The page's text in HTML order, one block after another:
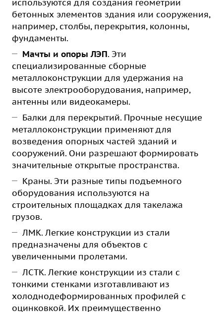
используются для создания геометрии
бетонных элементов здания или сооружения,
например, столбы, перекрытия, колонны,
фундаменты.
Мачты и опоры ЛЭП. Эти
специализированные сборные
металлоконструкции для удержания на
высоте электрооборудования, например,
антенны или видеокамеры.
Балки для перекрытий. Прочные несущие
металлоконструкции применяют для
возведения опорных частей зданий и
сооружений. Они разрешают формировать
значительные открытые пространства.
Краны. Эти разные типы подъемного
оборудования используются на
строительных площадках для такелажа
грузов.
ЛМК. Легкие конструкции из стали
предназначены для объектов с
увеличенными пролетами.
ЛСТК. Легкие конструкции из стали с
тонкими стенками изготавливают из
холоднодеформированных профилей с
оцинковкой. Их преимущественно